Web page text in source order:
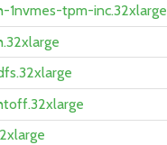
1nvmes-tpm-inc.32xlarge